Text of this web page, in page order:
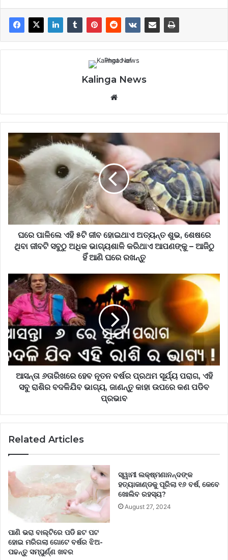
Kalinga News
ଘରେ
ପାଳିଲେ
ଏହି
ହୋଇଥାଏ
ଅତ୍ୟନ୍ତ
ଶେଷରେ
ଥିବା
ଜୀବଟି
ଭାଗ୍ୟଶାଳି
କରିଥାଏ
ଆପଣଙ୍କୁ
–
ଆଜିଠୁ
ହିଁ
ଆଣି
ଘରେ
ରଖନ୍ତୁ
ଘରେ ପାଳିଲେ ଏହି ୫ଟି ଜୀବ ହୋଇଥାଏ ଅତ୍ୟନ୍ତ ଶୁଭ, ଶେଷରେ
ଥିବା ଜୀବଟି ସବୁଠୁ ଅଧିକ ଭାଗ୍ୟଶାଳି କରିଥାଏ ଆପଣଙ୍କୁ – ଆଜିଠୁ
ହିଁ ଆଣି ଘରେ ରଖନ୍ତୁ
ଆସନ୍ତା
୬ତାରିଖରେ
ହେବ
ନୂତନ
ବର୍ଷର
ପ୍ରଥମ
ପରାଗ,
ଏହି
ସବୁ
ରାଶିର
ଜାଣନ୍ତୁ
ଉପରେ
ପ୍ରଭାବ
ଆସନ୍ତା ୬ତାରିଖରେ ହେବ ନୂତନ ବର୍ଷର ପ୍ରଥମ ସୂର୍ଯ୍ୟ ପରାଗ, ଏହି
ସବୁ ରାଶିର ବଦଳିଯିବ ଭାଗ୍ୟ, ଜାଣନ୍ତୁ କାହା ଉପରେ କଣ ପଡିବ
ପ୍ରଭାବ
Related Articles
ପାଣି ଭରା ବାଲ୍ଟିରେ ପଡି ଛଟ ପଟ
ହୋଇ ମରିଗଲା ଗୋଟେ ବର୍ଷର ଝିଅ-
ପଢନ୍ତୁ ସମ୍ପୁର୍ଣ୍ଣ ଖବର
ସ୍ୱାମୀ ଲକ୍ଷ୍ମଣାନନ୍ଦଙ୍କ
ହତ୍ୟାକାଣ୍ଡକୁ ପୂରିଲା ୧୬ ବର୍ଷ, କେବେ
ଖୋଲିବ ରହସ୍ୟ?
August 27, 2024